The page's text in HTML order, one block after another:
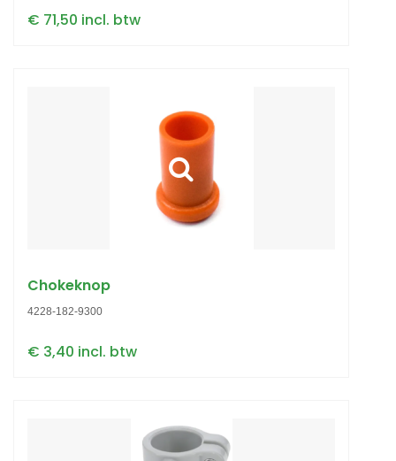
€ 71,50 incl. btw
Chokeknop
4228-182-9300
€ 3,40 incl. btw